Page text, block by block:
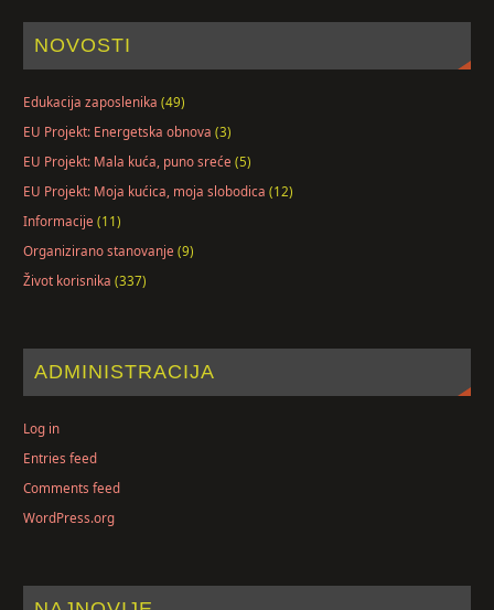
NOVOSTI
Edukacija zaposlenika (49)
EU Projekt: Energetska obnova (3)
EU Projekt: Mala kuća, puno sreće (5)
EU Projekt: Moja kućica, moja slobodica (12)
Informacije (11)
Organizirano stanovanje (9)
Život korisnika (337)
ADMINISTRACIJA
Log in
Entries feed
Comments feed
WordPress.org